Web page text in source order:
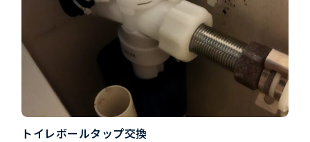
トイレボールタップ交換